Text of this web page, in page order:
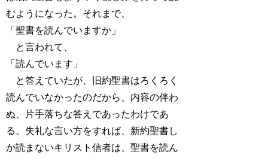
むようになった。それまで、
「聖書を読んでいますか」
と言われて、
「読んでいます」
と答えていたが、旧約聖書はろくろく
読んでいなかったのだから、内容の伴わ
ぬ、片手落ちな答えであったわけであ
る。失礼な言い方をすれば、新約聖書し
か読まないキリスト信者は、聖書を読ん